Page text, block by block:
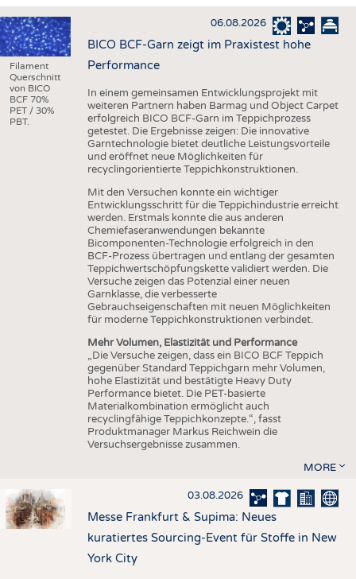
HAUS- UND HEIMTEXTILIEN
BEKLEIDUNG
TESTS
BUSINESS
UNTERNEHMEN
AUSSCHREIBUNGEN
DTV AUSSCHREIBUNGSDIENST
STATISTICS
ADRESSEN & LINKS
PUBLIKATIONEN
BRANCHENTERMINE
Filament
Querschnitt
von BICO
BCF 70%
PET / 30%
PBT.
06.08.2026
BICO BCF-Garn zeigt im Praxistest hohe
Performance
In einem gemeinsamen Entwicklungsprojekt mit
weiteren Partnern haben Barmag und Object Carpet
erfolgreich BICO BCF-Garn im Teppichprozess
getestet. Die Ergebnisse zeigen: Die innovative
Garntechnologie bietet deutliche Leistungsvorteile
und eröffnet neue Möglichkeiten für
recyclingorientierte Teppichkonstruktionen.
Mit den Versuchen konnte ein wichtiger
Entwicklungsschritt für die Teppichindustrie erreicht
werden. Erstmals konnte die aus anderen
Chemiefaseranwendungen bekannte
Bicomponenten-Technologie erfolgreich in den
BCF-Prozess übertragen und entlang der gesamten
Teppichwertschöpfungskette validiert werden. Die
Versuche zeigen das Potenzial einer neuen
Garnklasse, die verbesserte
Gebrauchseigenschaften mit neuen Möglichkeiten
für moderne Teppichkonstruktionen verbindet.
Mehr Volumen, Elastizität und Performance
„Die Versuche zeigen, dass ein BICO BCF Teppich
gegenüber Standard Teppichgarn mehr Volumen,
hohe Elastizität und bestätigte Heavy Duty
Performance bietet. Die PET-basierte
Materialkombination ermöglicht auch
recyclingfähige Teppichkonzepte.“, fasst
Produktmanager Markus Reichwein die
Versuchsergebnisse zusammen.
MORE
03.08.2026
Messe Frankfurt & Supima: Neues
kuratiertes Sourcing-Event für Stoffe in New
York City